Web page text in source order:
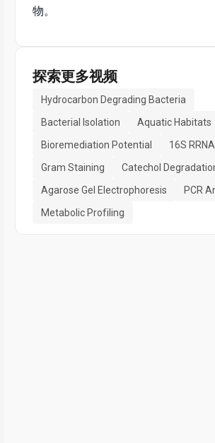
物。
探索更多视频
Hydrocarbon Degrading Bacteria
Bacterial Isolation
Aquatic Habitats
Bioremediation Potential
16S
Gram Staining
Catechol
Agarose Gel Electrophoresis
PCR
Metabolic Profiling